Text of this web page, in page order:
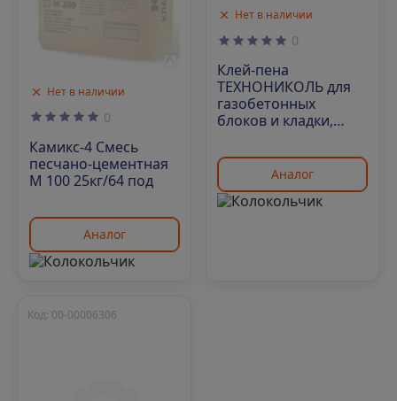
Нет в наличии
0
Камикс-4 Смесь
песчано-цементная
М 100 25кг/64 под
Аналог
Нет в наличии
0
Клей-пена
ТЕХНОНИКОЛЬ для
газобетонных
блоков и кладки,
Аналог
Код: 00-00006306